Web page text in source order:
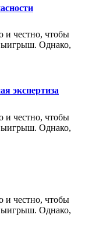
и честно, чтобы
Однако,
экспертиза
и честно, чтобы
Однако,
и честно, чтобы
Однако,